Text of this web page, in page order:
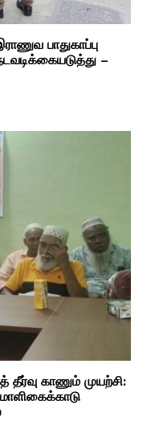
பாதுகாப்பு
–
தீர்வு காணும் முயற்சி: